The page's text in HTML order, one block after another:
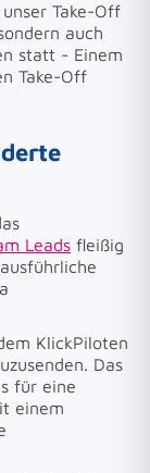
Take-Off
auch
statt - Einem
Take-Off
Leads fleißig
KlickPiloten
Das
für eine
einem